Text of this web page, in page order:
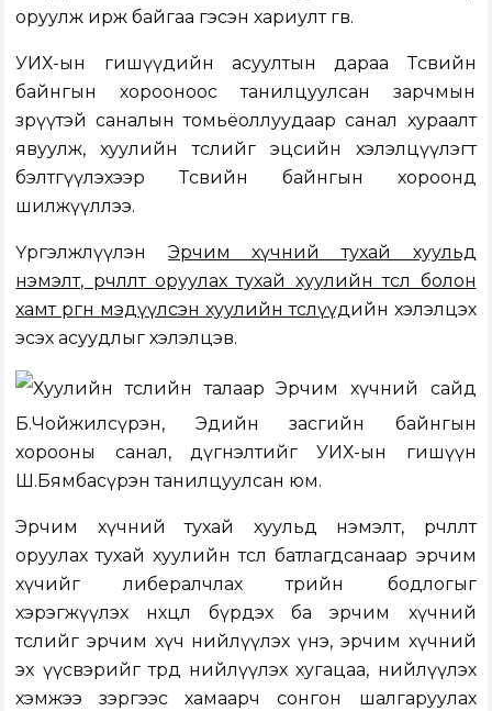
оруулж ирж байгаа гэсэн хариулт өгөв.
УИХ-ын гишүүдийн асуултын дараа Төсвийн
байнгын хорооноос танилцуулсан зарчмын
зөрүүтэй саналын томьёоллуудаар санал хураалт
явуулж, хуулийн төслийг эцсийн хэлэлцүүлэгт
бэлтгүүлэхээр Төсвийн байнгын хороонд
шилжүүллээ.
Үргэлжлүүлэн Эрчим хүчний тухай хуульд
нэмэлт, өөрчлөлт оруулах тухай хуулийн төсөл болон
хамт өргөн мэдүүлсэн хуулийн төслүүдийн хэлэлцэх
эсэх асуудлыг хэлэлцэв.
Хуулийн төслийн талаар Эрчим хүчний сайд
Б.Чойжилсүрэн, Эдийн засгийн байнгын
хорооны санал, дүгнэлтийг УИХ-ын гишүүн
Ш.Бямбасүрэн танилцуулсан юм.
Эрчим хүчний тухай хуульд нэмэлт, өөрчлөлт
оруулах тухай хуулийн төсөл батлагдсанаар эрчим
хүчийг либералчлах төрийн бодлогыг
хэрэгжүүлэх нөхцөл бүрдэх ба эрчим хүчний
төслийг эрчим хүч нийлүүлэх үнэ, эрчим хүчний
эх үүсвэрийг төрд нийлүүлэх хугацаа, нийлүүлэх
хэмжээ зэргээс хамаарч сонгон шалгаруулах